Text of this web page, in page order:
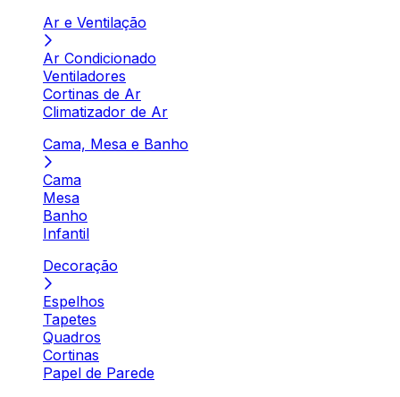
Ar e Ventilação
Ar Condicionado
Ventiladores
Cortinas de Ar
Climatizador de Ar
Cama, Mesa e Banho
Cama
Mesa
Banho
Infantil
Decoração
Espelhos
Tapetes
Quadros
Cortinas
Papel de Parede